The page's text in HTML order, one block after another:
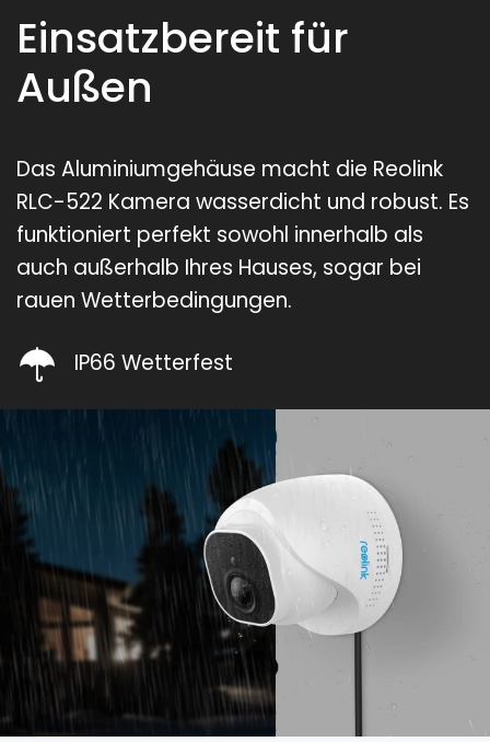
Einsatzbereit für
Außen
Das Aluminiumgehäuse macht die Reolink
RLC-522 Kamera wasserdicht und robust. Es
funktioniert perfekt sowohl innerhalb als
auch außerhalb Ihres Hauses, sogar bei
rauen Wetterbedingungen.
IP66 Wetterfest